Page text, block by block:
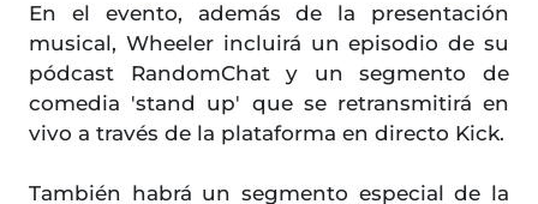
En el evento, además de la presentación
musical, Wheeler incluirá un episodio de su
pódcast RandomChat y un segmento de
comedia 'stand up' que se retransmitirá en
vivo a través de la plataforma en directo Kick.
También habrá un segmento especial de la